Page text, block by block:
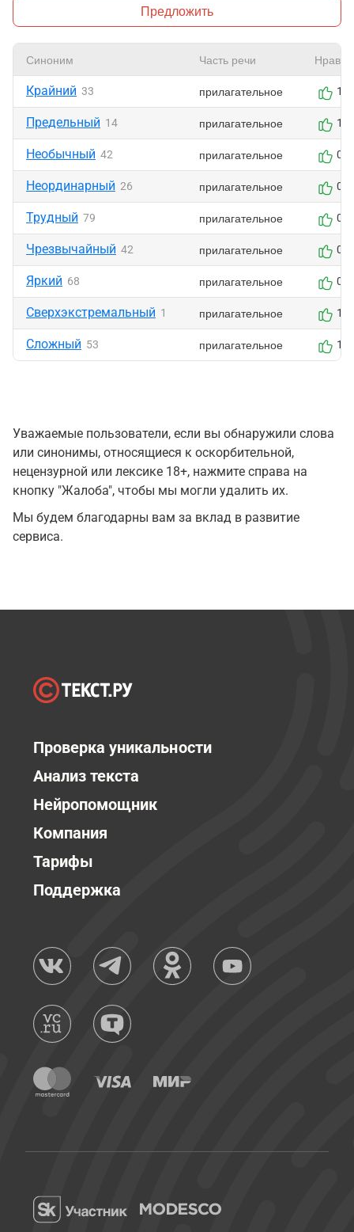
Предложить
Синоним Часть речи
Крайний 33 прилагательное 1
Предельный 14 прилагательное 1
Необычный 42 прилагательное 0
Неординарный 26 прилагательное 0
Трудный 79 прилагательное 0
Чрезвычайный 42 прилагательное 0
Яркий 68 прилагательное 0
Сверхэкстремальный 1 прилагательное 1
Сложный 53 прилагательное 1
Уважаемые пользователи, если вы обнаружили слова
или синонимы, относящиеся к оскорбительной,
нецензурной или лексике 18+, нажмите справа на
кнопку "Жалоба", чтобы мы могли удалить их.
Мы будем благодарны вам за вклад в развитие
сервиса.
Проверка уникальности
Анализ текста
Нейропомощник
Компания
Тарифы
Поддержка